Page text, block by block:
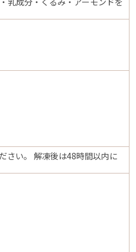
さい。 解凍後は48時間以内に